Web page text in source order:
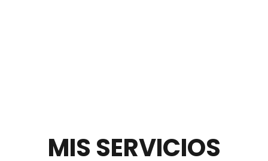
MIS SERVICIOS